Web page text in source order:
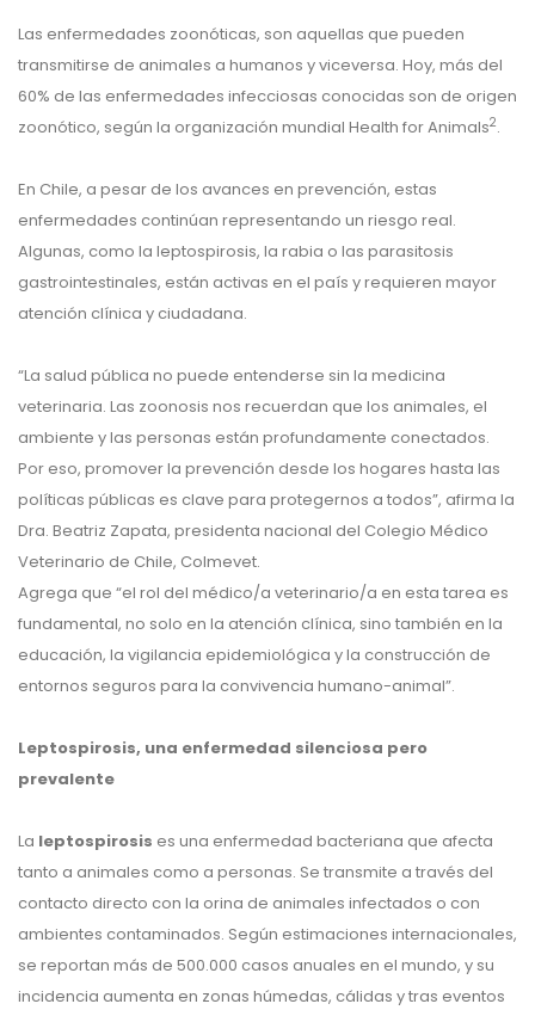
Las enfermedades zoonóticas, son aquellas que pueden
transmitirse de animales a humanos y viceversa. Hoy, más del
60% de las enfermedades infecciosas conocidas son de origen
zoonótico, según la organización mundial Health for Animals2.
En Chile, a pesar de los avances en prevención, estas
enfermedades continúan representando un riesgo real.
Algunas, como la leptospirosis, la rabia o las parasitosis
gastrointestinales, están activas en el país y requieren mayor
atención clínica y ciudadana.
“La salud pública no puede entenderse sin la medicina
veterinaria. Las zoonosis nos recuerdan que los animales, el
ambiente y las personas están profundamente conectados.
Por eso, promover la prevención desde los hogares hasta las
políticas públicas es clave para protegernos a todos”, afirma la
Dra. Beatriz Zapata, presidenta nacional del Colegio Médico
Veterinario de Chile, Colmevet.
Agrega que “el rol del médico/a veterinario/a en esta tarea es
fundamental, no solo en la atención clínica, sino también en la
educación, la vigilancia epidemiológica y la construcción de
entornos seguros para la convivencia humano-animal”.
Leptospirosis, una enfermedad silenciosa pero
prevalente
La leptospirosis es una enfermedad bacteriana que afecta
tanto a animales como a personas. Se transmite a través del
contacto directo con la orina de animales infectados o con
ambientes contaminados. Según estimaciones internacionales,
se reportan más de 500.000 casos anuales en el mundo, y su
incidencia aumenta en zonas húmedas, cálidas y tras eventos